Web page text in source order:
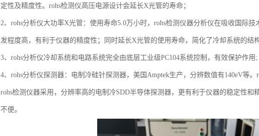
定性及精度性。rohs检测仪高压电源设计会延长X光管的寿命；
2、rohs分析仪大功率X光管：使用寿命5.0万小时，rohs检测仪器分析仪在吸收国际
发程度高，有利于仪器的精度性；同时延长X光管的使用寿命，简化了冷却系统的结
3、rohs分析仪冷却系统和电路系统完全由底层工业级PC104系统控制，有效保护作用;
4、rohs分析仪探测器：电制冷硅针探测器，美国Amptek生产，分辨数值有140eV等
rohs检测仪器采用，分辨率高的电制冷SDD半导体探测器，更有利于仪器的稳定性
不便。